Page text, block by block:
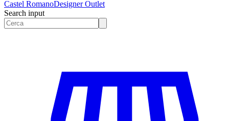
Castel RomanoDesigner Outlet
Search input